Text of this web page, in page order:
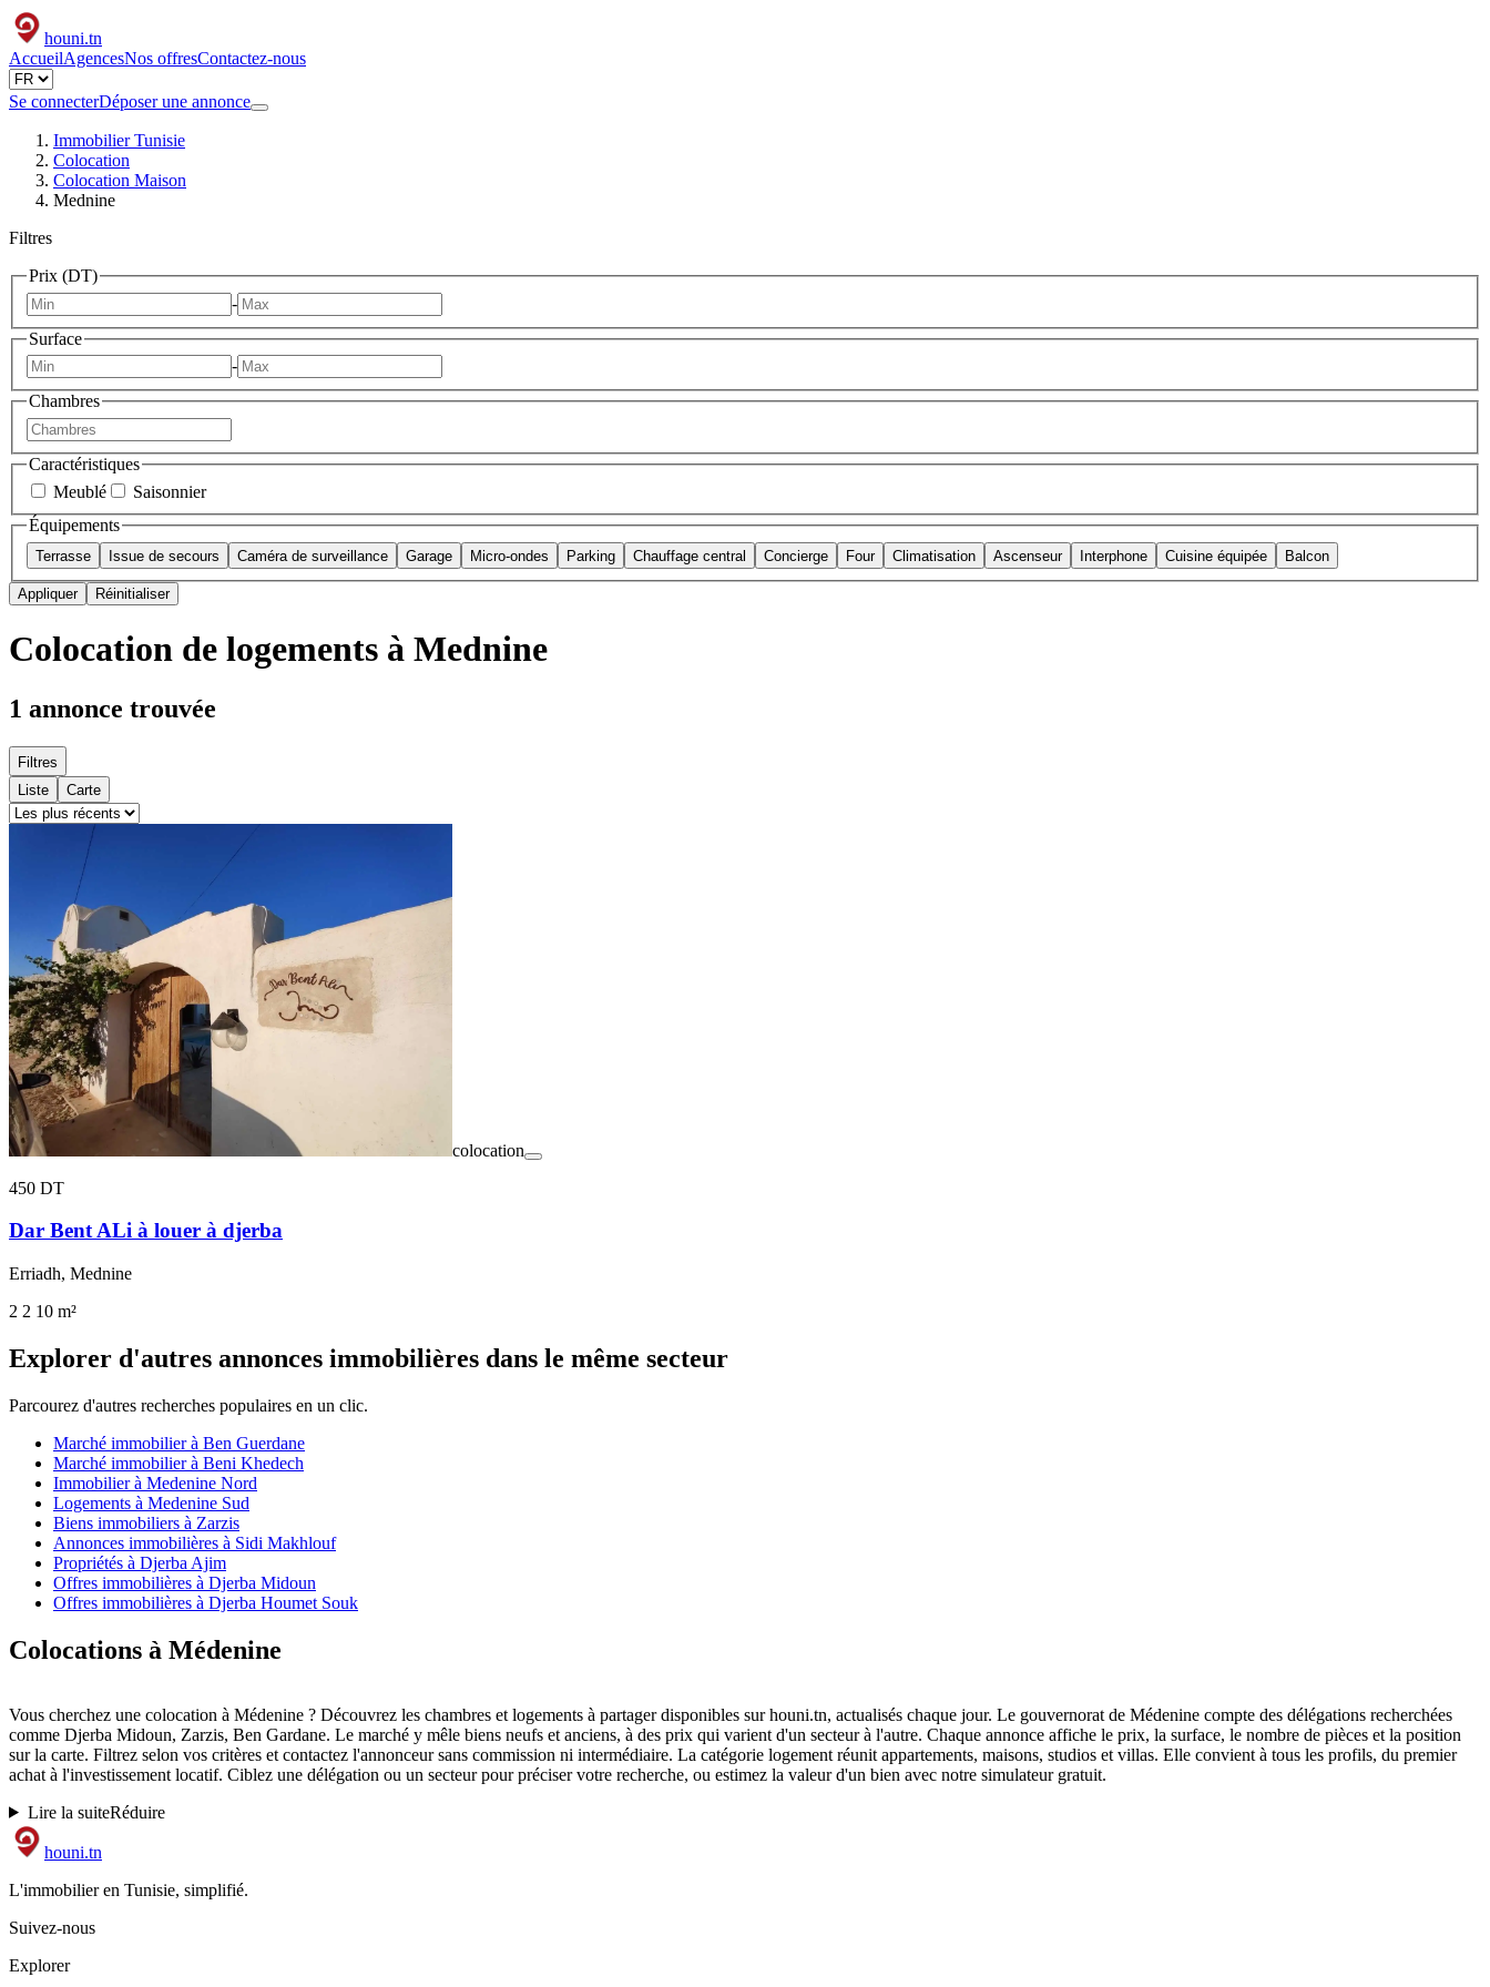
houni.tn
AccueilAgencesNos offresContactez-nous
Se connecterDéposer une annonce
Immobilier Tunisie
Colocation
Colocation Maison
Mednine
Filtres
Prix (DT)
-
Surface
-
Chambres
Caractéristiques
Meublé
Saisonnier
Équipements
Terrasse Issue de secours Caméra de surveillance Garage Micro-ondes Parking Chauffage central Concierge Four Climatisation Ascenseur Interphone Cuisine équipée Balcon
Appliquer Réinitialiser
Colocation de logements à Mednine
1 annonce trouvée
Filtres
Liste
Carte
colocation
450 DT
Dar Bent ALi à louer à djerba
Erriadh, Mednine
2 2 10 m²
Explorer d'autres annonces immobilières dans le même secteur
Parcourez d'autres recherches populaires en un clic.
Marché immobilier à Ben Guerdane
Marché immobilier à Beni Khedech
Immobilier à Medenine Nord
Logements à Medenine Sud
Biens immobiliers à Zarzis
Annonces immobilières à Sidi Makhlouf
Propriétés à Djerba Ajim
Offres immobilières à Djerba Midoun
Offres immobilières à Djerba Houmet Souk
Colocations à Médenine
Vous cherchez une colocation à Médenine ? Découvrez les chambres et logements à partager disponibles sur houni.tn, actualisés chaque jour. Le gouvernorat de Médenine compte des délégations recherchées
comme Djerba Midoun, Zarzis, Ben Gardane. Le marché y mêle biens neufs et anciens, à des prix qui varient d'un secteur à l'autre. Chaque annonce affiche le prix, la surface, le nombre de pièces et la position
sur la carte. Filtrez selon vos critères et contactez l'annonceur sans commission ni intermédiaire. La catégorie logement réunit appartements, maisons, studios et villas. Elle convient à tous les profils, du premier
achat à l'investissement locatif. Ciblez une délégation ou un secteur pour préciser votre recherche, ou estimez la valeur d'un bien avec notre simulateur gratuit.
Lire la suiteRéduire
houni.tn
L'immobilier en Tunisie, simplifié.
Suivez-nous
Explorer